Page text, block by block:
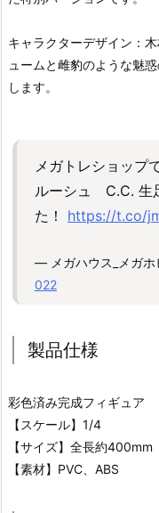
キャラクターデザイン：
ュームと雌豹のような魅
します。
メガトレショップ
ルーシュ C.C. 生
た！ https://t.co/
— メガハウス_メガ
022
製品仕様
彩色済み完成フィギュア
【スケール】1/4
【サイズ】全長約400mm
【素材】PVC、ABS